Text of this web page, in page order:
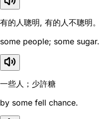
有的人聰明, 有的人不聰明。
some people; some sugar.
一些人；少許糖
by some fell chance.